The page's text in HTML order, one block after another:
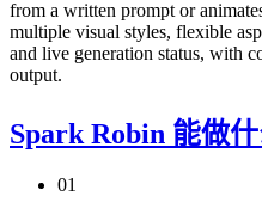
from a written prompt or
multiple visual styles, flexible
and live generation status, with
output.
Spark Robin 能做什
01